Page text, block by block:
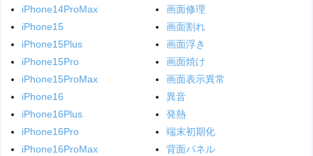
iPhone14ProMax
iPhone15
iPhone15Plus
iPhone15Pro
iPhone15ProMax
iPhone16
iPhone16Plus
iPhone16Pro
iPhone16ProMax
画面修理
画面割れ
画面浮き
画面焼け
画面表示異常
異音
発熱
端末初期化
背面パネル